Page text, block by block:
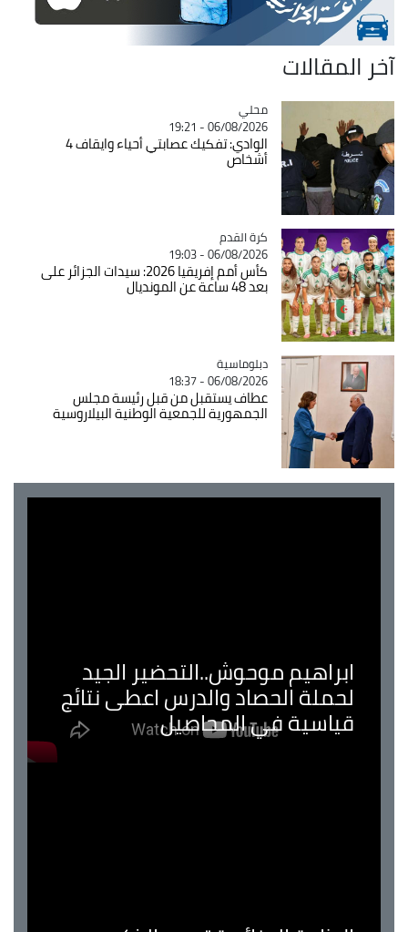
آخر المقالات
Catégorie
محلي
06/08/2026 - 19:21
الوادي: تفكيك عصابتي أحياء وايقاف 4
أشخاص
Catégorie
كرة القدم
06/08/2026 - 19:03
كأس أمم إفريقيا 2026: سيدات الجزائر على
بعد 48 ساعة عن المونديال
Catégorie
دبلوماسية
06/08/2026 - 18:37
عطاف يستقبل من قبل رئيسة مجلس
الجمهورية للجمعية الوطنية البيلاروسية
ابراهيم موحوش..التحضير الجيد
لحملة الحصاد والدرس اعطى نتائج
قياسية في المحاصيل